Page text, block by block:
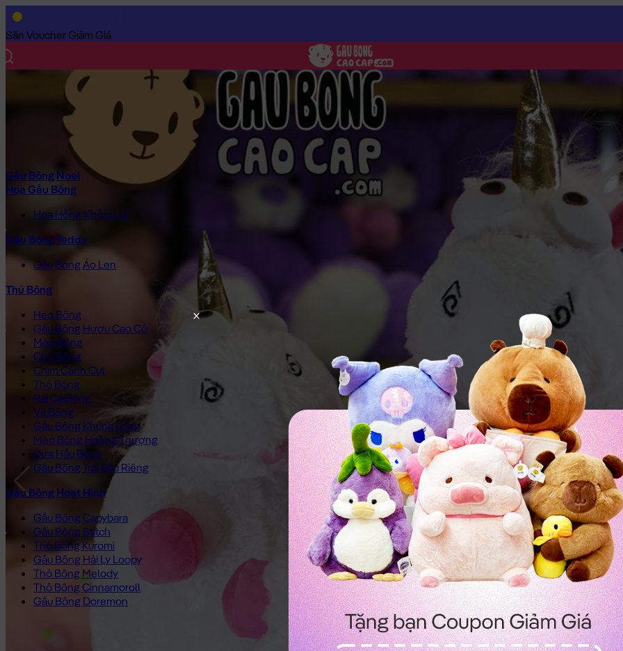
Săn Voucher Giảm Giá
Gấu Bông Noel
Hoa Gấu Bông
Hoa Hồng Khổng Lồ
Gấu Bông Teddy
Gấu Bông Áo Len
Thú Bông
Heo Bông
Gấu Bông Hươu Cao Cổ
Mèo Bông
Chó Bông
Chim Cánh Cụt
Thỏ Bông
Rái Cá Bông
Vịt Bông
Gấu Bông Khủng Long
Mèo Bông Hoàng Thượng
Dưa Hấu Bông
Gấu Bông Trái Sầu Riêng
Gấu Bông Hoạt Hình
Gấu Bông Capybara
Gấu Bông Stitch
Thỏ Bông Kuromi
Gấu Bông Hải Ly Loopy
Thỏ Bông Melody
Thỏ Bông Cinnamoroll
Gấu Bông Doremon
Trang Chủ